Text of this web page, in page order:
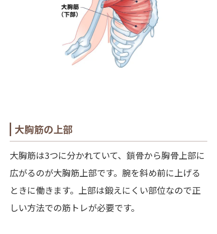
大胸筋の上部
大胸筋は3つに分かれていて、鎖骨から胸骨上部に
広がるのが大胸筋上部です。腕を斜め前に上げる
ときに働きます。上部は鍛えにくい部位なので正
しい方法での筋トレが必要です。